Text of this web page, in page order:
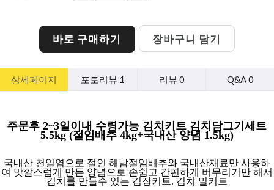
바로 구매하기 장바구니 담기
상세페이지 포토리뷰 1 리뷰 0 Q&A 0
주문후 2~3일이내 수령가능 김치키트 김치담그기세트
5.5kg (절임배추 4kg+국내산 양념 1.5kg)
국내산 천일염으로 절인 해남절임배추와 국내산재료만 사용하
여 맛깔스럽게 만든 양념으로 손쉽고 간편하게 버무리기만 해서
김치를 만들수 있는 김장키트. 김치 밀키트